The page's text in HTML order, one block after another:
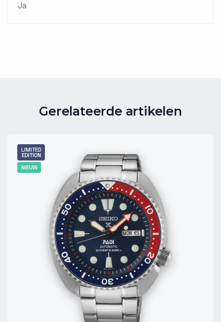
Ja
Gerelateerde artikelen
LIMITED
EDITION
NIEUW